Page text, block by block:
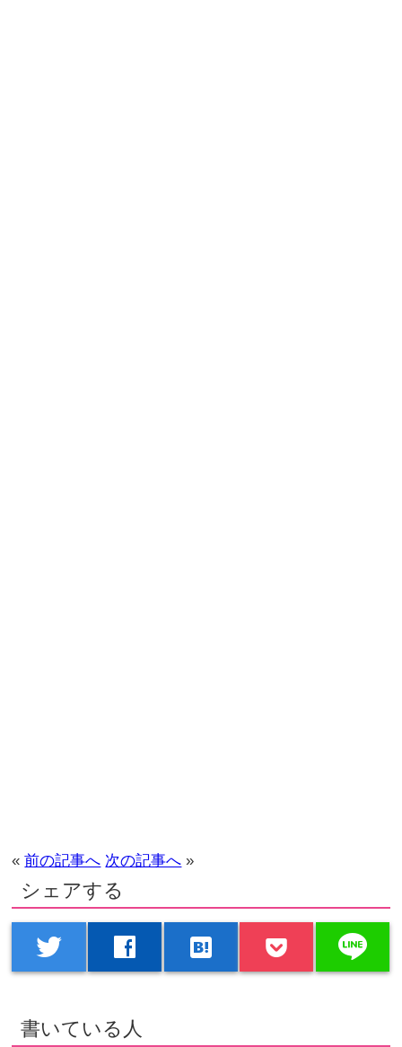
«前の記事へ 次の記事へ »
シェアする
twitter facebook hatenabookmark line
書いている人